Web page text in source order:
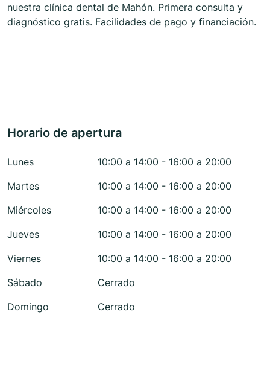
nuestra clínica dental de Mahón. Primera consulta y
diagnóstico gratis. Facilidades de pago y financiación.
Horario de apertura
Lunes
10:00 a 14:00 - 16:00 a 20:00
Martes
10:00 a 14:00 - 16:00 a 20:00
Miércoles
10:00 a 14:00 - 16:00 a 20:00
Jueves
10:00 a 14:00 - 16:00 a 20:00
Viernes
10:00 a 14:00 - 16:00 a 20:00
Sábado
Cerrado
Domingo
Cerrado